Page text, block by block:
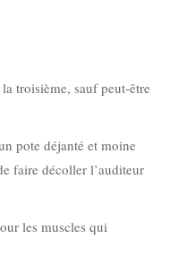
troisième, sauf peut-être
pote déjanté et moine
faire décoller l’auditeur
les muscles qui